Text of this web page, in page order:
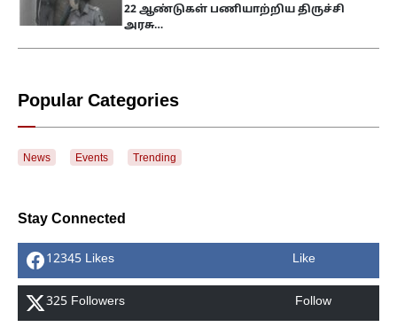
22 ஆண்டுகள் பணியாற்றிய திருச்சி
அரசு…
Popular Categories
News Events Trending
Stay Connected
12345 Likes Like
325 Followers Follow